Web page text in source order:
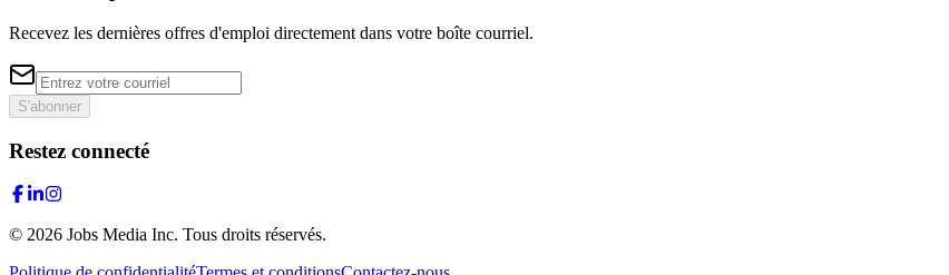
Recevez les dernières offres d'emploi directement dans votre boîte courriel.
S'abonner
Restez connecté
© 2026 Jobs Media Inc. Tous droits réservés.